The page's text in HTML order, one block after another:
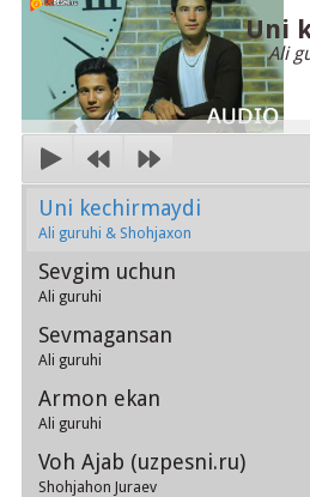
Uni
Ali
Uni kechirmaydi
Ali guruhi & Shohjaxon
Sevgim uchun
Ali guruhi
Sevmagansan
Ali guruhi
Armon ekan
Ali guruhi
Voh Ajab (uzpesni.ru)
Shohjahon Juraev